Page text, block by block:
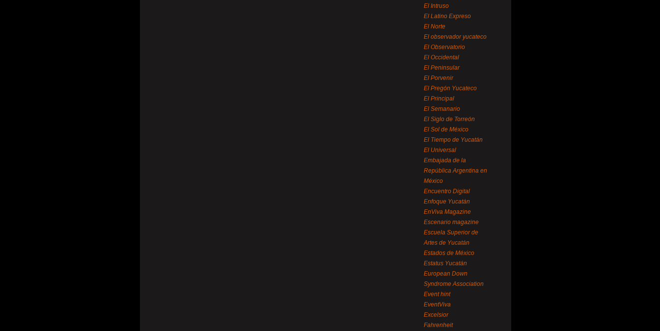
El Intruso
El Latino Expreso
El Norte
El observador yucateco
El Observatorio
El Occidental
El Peninsular
El Porvenir
El Pregón Yucateco
El Principal
El Semanario
El Siglo de Torreón
El Sol de México
El Tiempo de Yucatán
El Universal
Embajada de la
República Argentina en
México
Encuentro Digital
Enfoque Yucatán
EnViva Magazine
Escenario magazine
Escuela Superior de
Artes de Yucatán
Estados de México
Estatus Yucatán
European Down
Syndrome Association
Event hint
EventViva
Excelsior
Fahrenheit